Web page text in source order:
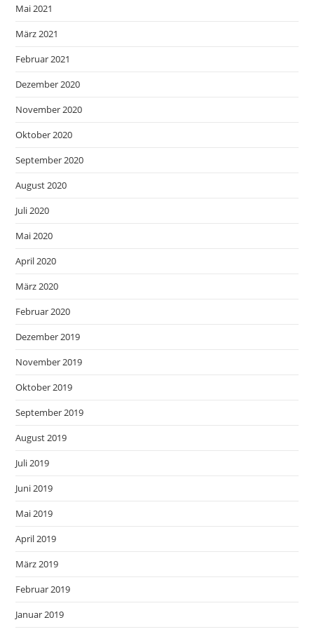
Mai 2021
März 2021
Februar 2021
Dezember 2020
November 2020
Oktober 2020
September 2020
August 2020
Juli 2020
Mai 2020
April 2020
März 2020
Februar 2020
Dezember 2019
November 2019
Oktober 2019
September 2019
August 2019
Juli 2019
Juni 2019
Mai 2019
April 2019
März 2019
Februar 2019
Januar 2019